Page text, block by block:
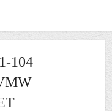
104